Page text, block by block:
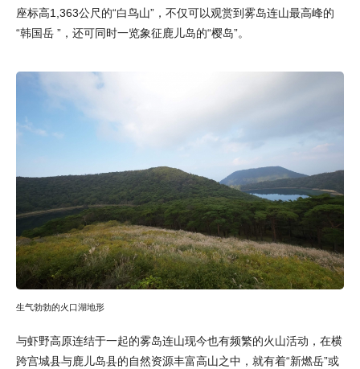
座标高1,363公尺的“白鸟山”，不仅可以观赏到雾岛连山最高峰的
“韩国岳 ”，还可同时一览象征鹿儿岛的“樱岛”。
生气勃勃的火口湖地形
与虾野高原连结于一起的雾岛连山现今也有频繁的火山活动，在横
跨宫城县与鹿儿岛县的自然资源丰富高山之中，就有着“新燃岳”或